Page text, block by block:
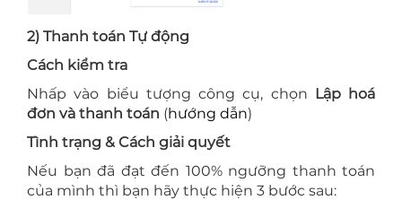
2) Thanh toán Tự động
Cách kiểm tra
Nhấp vào biểu tượng công cụ, chọn Lập hoá
đơn và thanh toán (hướng dẫn)
Tình trạng & Cách giải quyết
Nếu bạn đã đạt đến 100% ngưỡng thanh toán
của mình thì bạn hãy thực hiện 3 bước sau: